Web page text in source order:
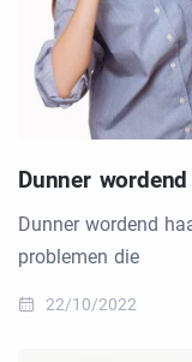
Dunner
Dunner wordend
problemen die
22/10/2022